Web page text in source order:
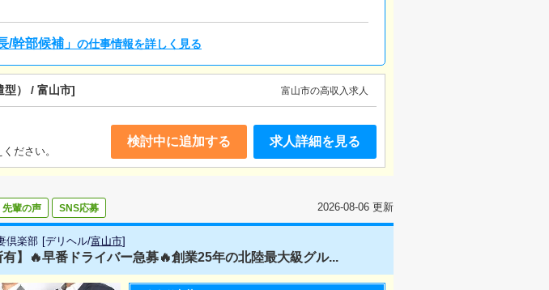
/幹部候補」 の仕事情報を詳しく見る
型） / 富山市] 富山市の高収入求人
ださい。
検討中に追加する 求人詳細を見る
先輩の声 SNS応募 2026-08-06 更新
倶楽部 [デリヘル/富山市]
有】🔥早番ドライバー急募🔥創業25年の北陸最大級グル...